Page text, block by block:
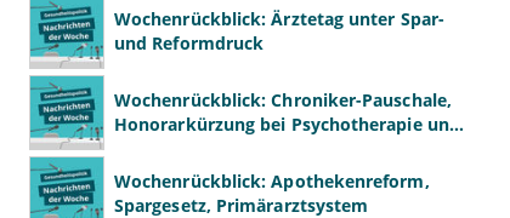
Wochenrückblick: Ärztetag unter Spar-
und Reformdruck
Wochenrückblick: Chroniker-Pauschale,
Honorarkürzung bei Psychotherapie und
Wochenrückblick: Apothekenreform,
Spargesetz, Primärarztsystem